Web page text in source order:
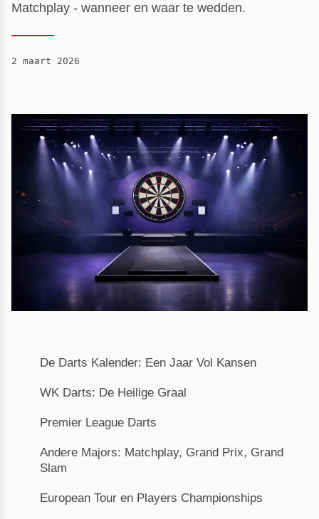
Matchplay - wanneer en waar te wedden.
2 maart 2026
De Darts Kalender: Een Jaar Vol Kansen
WK Darts: De Heilige Graal
Premier League Darts
Andere Majors: Matchplay, Grand Prix, Grand
Slam
European Tour en Players Championships